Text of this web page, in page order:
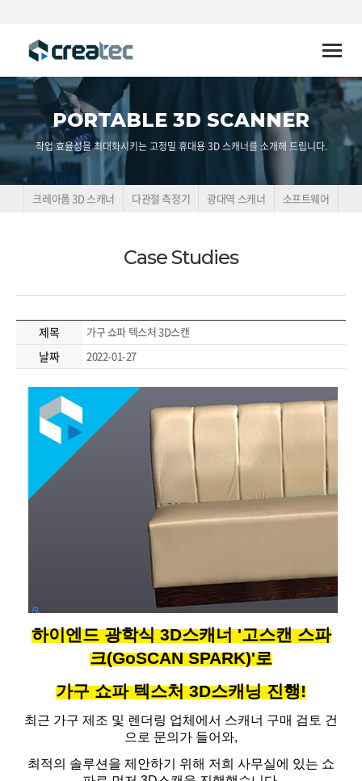
Toggle
PORTABLE 3D SCANNER
작업 효율성을 최대화시키는 고정밀 휴대용 3D 스캐너를 소개해 드립니다.
크레아폼 3D 스캐너 다관절 측정기 광대역 스캐너 소프트웨어
Case Studies
제목 가구 쇼파 텍스처 3D스캔
날짜 2022-01-27